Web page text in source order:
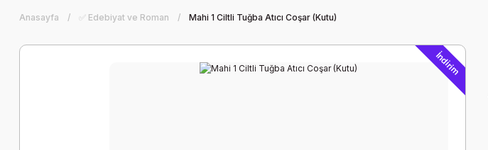
Anasayfa ✅ Edebiyat ve Roman Mahi 1 Ciltli Tuğba Atıcı Coşar (Kutu)
İndirim